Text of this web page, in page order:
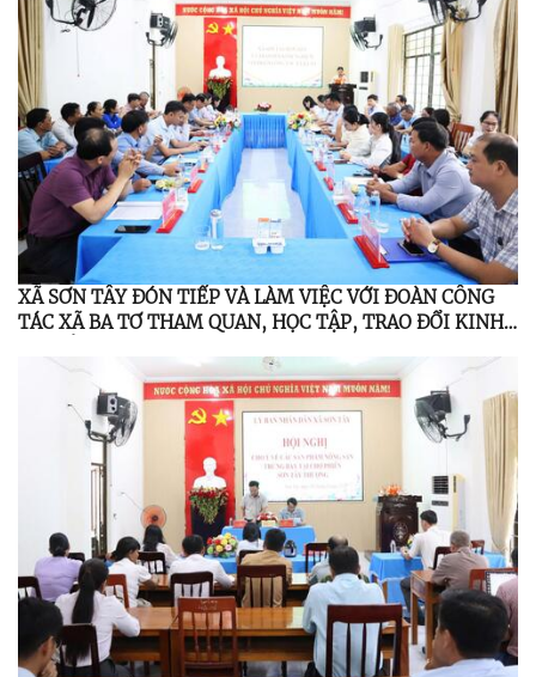
XÃ SƠN TÂY ĐÓN TIẾP VÀ LÀM VIỆC VỚI ĐOÀN CÔNG
TÁC XÃ BA TƠ THAM QUAN, HỌC TẬP, TRAO ĐỔI KINH